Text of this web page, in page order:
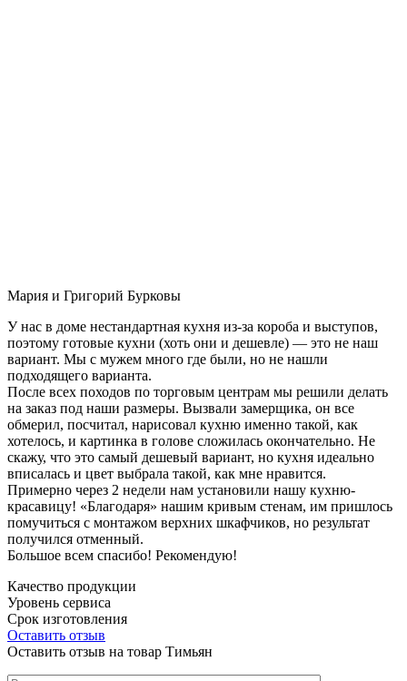
Мария и Григорий Бурковы
У нас в доме нестандартная кухня из-за короба и выступов,
поэтому готовые кухни (хоть они и дешевле) — это не наш
вариант. Мы с мужем много где были, но не нашли
подходящего варианта.
После всех походов по торговым центрам мы решили делать
на заказ под наши размеры. Вызвали замерщика, он все
обмерил, посчитал, нарисовал кухню именно такой, как
хотелось, и картинка в голове сложилась окончательно. Не
скажу, что это самый дешевый вариант, но кухня идеально
вписалась и цвет выбрала такой, как мне нравится.
Примерно через 2 недели нам установили нашу кухню-
красавицу! «Благодаря» нашим кривым стенам, им пришлось
помучиться с монтажом верхних шкафчиков, но результат
получился отменный.
Большое всем спасибо! Рекомендую!
Качество продукции
Уровень сервиса
Срок изготовления
Оставить отзыв
Оставить отзыв на товар Тимьян